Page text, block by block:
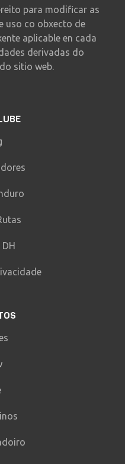
para modificar as
uso co obxecto de
aplicable en cada
derivadas do
sitio web.